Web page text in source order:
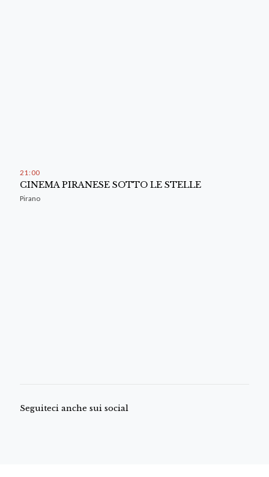
21 : 00
CINEMA PIRANESE SOTTO LE STELLE
Pirano
Seguiteci anche sui social